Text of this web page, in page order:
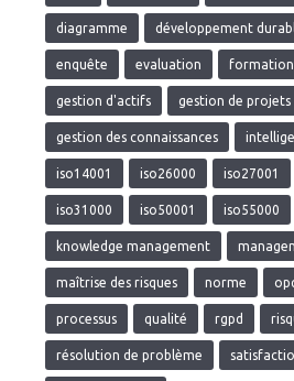
diagramme développement
enquête evaluation formation
gestion d'actifs gestion de projets
gestion des connaissances
iso14001 iso26000 iso27001
iso31000 iso50001 iso55000
knowledge management
maîtrise des risques norme
processus qualité rgpd
résolution de problème